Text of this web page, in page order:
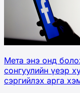
Мета энэ онд
сонгуулийн үеэр
сэргийлэх арга